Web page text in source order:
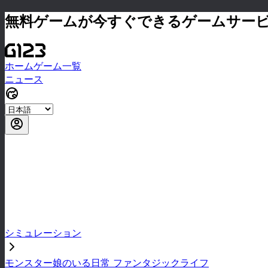
無料ゲームが今すぐできるゲームサー
ホームゲーム一覧
ニュース
シミュレーション
モンスター娘のいる日常 ファンタジックライフ